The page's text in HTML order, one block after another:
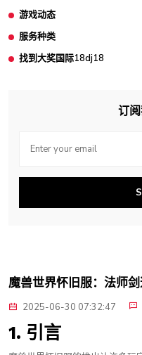
游戏动态
服务种类
找到大奖国际18dj18
订
魔兽世界怀旧服：法师
2025-06-30 07:32:47
1. 引言